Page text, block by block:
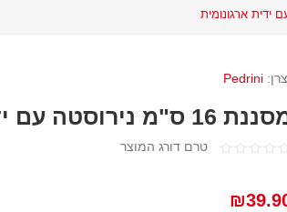
Pedrini
16 ס"מ נירוסטה עם ידית ארגונומית
טרם דורג המוצר